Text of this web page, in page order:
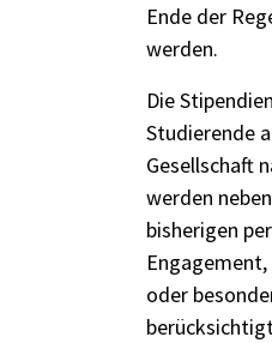
Ende der
werden.
Die
Studierende
Gesellschaft
werden
bisherigen
oder